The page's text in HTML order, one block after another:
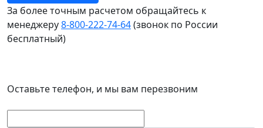
За более точным расчетом обращайтесь к
менеджеру8‑800‑222‑74‑64(звонок по России
бесплатный)
Оставьте телефон, и мы вам перезвоним